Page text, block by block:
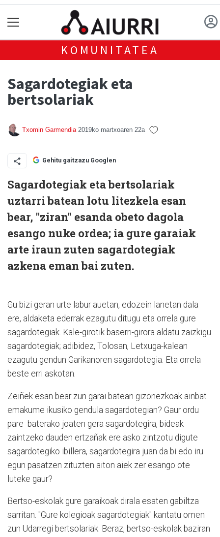
KOMUNITATEA
Sagardotegiak eta
bertsolariak
Txomin Garmendia 2019ko martxoaren 22a
Gehitu gaitzazu Googlen
Sagardotegiak eta bertsolariak
uztarri batean lotu litezkela esan
bear, "ziran" esanda obeto dagola
esango nuke ordea; ia gure garaiak
arte iraun zuten sagardotegiak
azkena eman bai zuten.
Gu bizi geran urte labur auetan, edozein lanetan dala
ere, aldaketa ederrak ezagutu ditugu eta orrela gure
sagardotegiak. Kale-girotik baserri-girora aldatu zaizkigu
sagardotegiak; adibidez, Tolosan, Letxuga-kalean
ezagutu gendun Garikanoren sagardotegia. Eta orrela
beste erri askotan.
Zeiñek esan bear zun garai batean gizonezkoak ainbat
emakume ikusiko gendula sagardotegian? Gaur ordu
pare baterako joaten gera sagardotegira, bideak
zaintzeko dauden ertzañak ere asko zintzotu digute
sagardotegiko ibillera, sagardotegira juan da bi edo iru
egun pasatzen zituzten aiton aiek zer esango ote
luteke gaur?
Bertso-eskolak gure garaikoak dirala esaten gabiltza
sarritan. "Gure kolegioak sagardotegiak" kantatu omen
zun Udarregi bertsolariak. Beraz, bertso-eskolak baziran